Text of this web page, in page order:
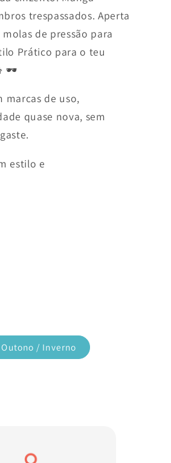
trespassados. Aperta
de pressão para
Prático para o teu
marcas de uso,
quase nova, sem
estilo e
/ Inverno